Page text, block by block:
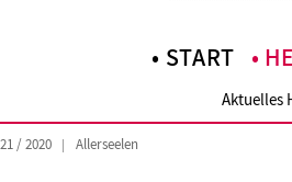
START
Aktuelles
21 / 2020 Allerseelen